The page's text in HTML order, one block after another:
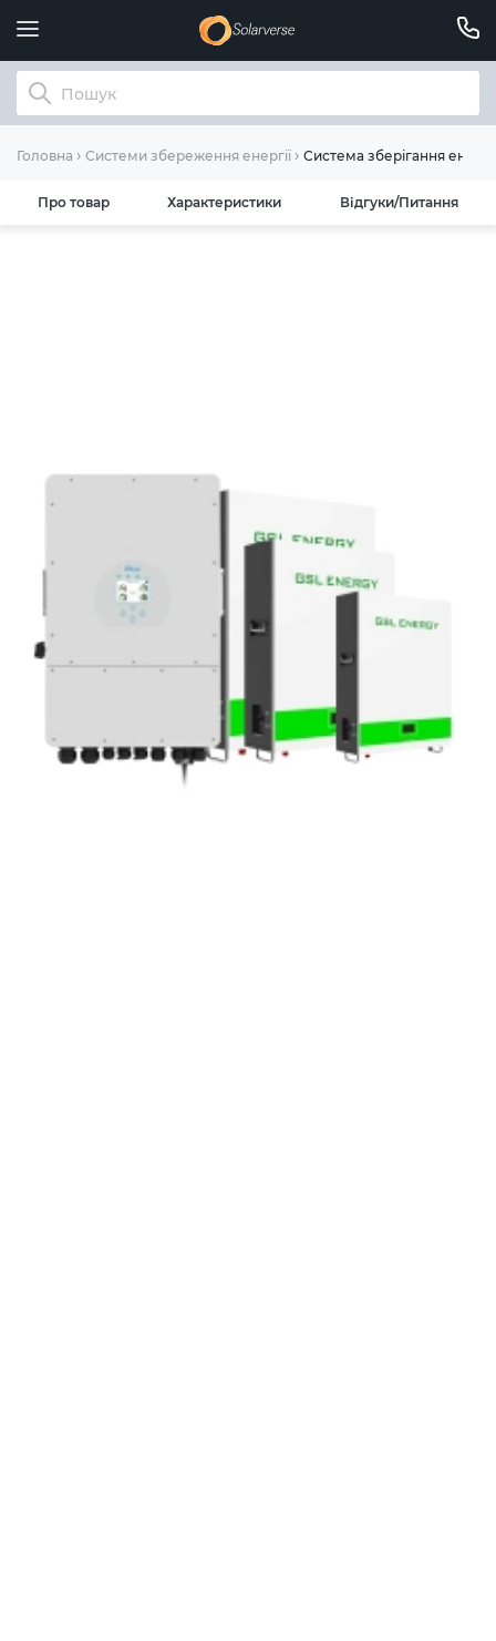
Головна Системи збереження енергії Система зберігання
Про товар Характеристики Відгуки/Питання